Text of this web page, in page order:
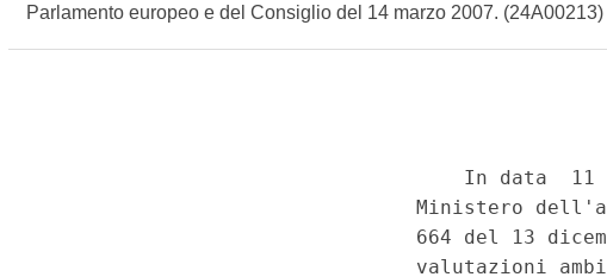
Parlamento europeo e del Consiglio del 14 marzo 2007. (24A00213)